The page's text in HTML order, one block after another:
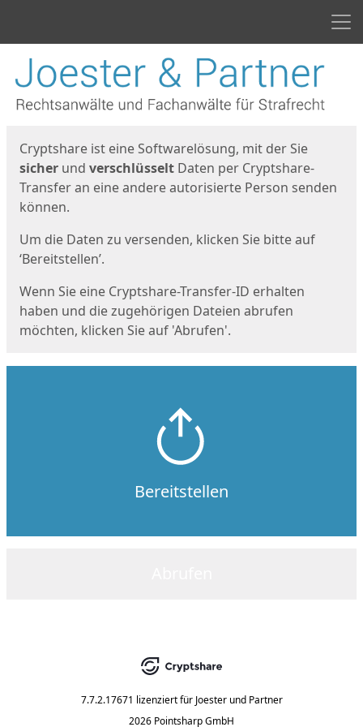
Start
Cryptshare ist eine Softwarelösung, mit der Sie
sicher und verschlüsselt Daten per Cryptshare-
Transfer an eine andere autorisierte Person senden
können.
Um die Daten zu versenden, klicken Sie bitte auf
‘Bereitstellen’.
Wenn Sie eine Cryptshare-Transfer-ID erhalten
haben und die zugehörigen Dateien abrufen
möchten, klicken Sie auf 'Abrufen'.
Bereitstellen
7.7.2.17671 lizenziert für Joester und Partner
2026 Pointsharp GmbH